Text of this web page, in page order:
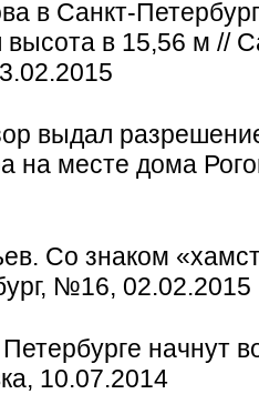
в Санкт-
высота в 15,56 м //
выдал
на месте дома
Со знаком
№16, 02.02.2015
начнут
10.07.2014